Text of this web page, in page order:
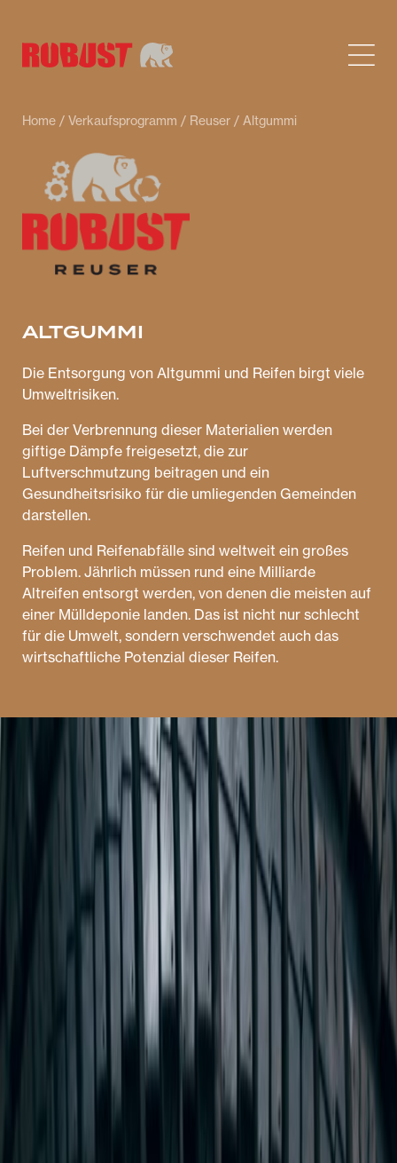
Home / Verkaufsprogramm / Reuser / Altgummi
ALTGUMMI
Die Entsorgung von Altgummi und Reifen birgt viele
Umweltrisiken.
Bei der Verbrennung dieser Materialien werden
giftige Dämpfe freigesetzt, die zur
Luftverschmutzung beitragen und ein
Gesundheitsrisiko für die umliegenden Gemeinden
darstellen.
Reifen und Reifenabfälle sind weltweit ein großes
Problem. Jährlich müssen rund eine Milliarde
Altreifen entsorgt werden, von denen die meisten auf
einer Mülldeponie landen. Das ist nicht nur schlecht
für die Umwelt, sondern verschwendet auch das
wirtschaftliche Potenzial dieser Reifen.